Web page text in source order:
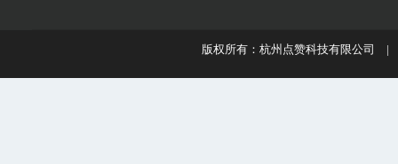
版权所有：杭州点赞科技有限公司